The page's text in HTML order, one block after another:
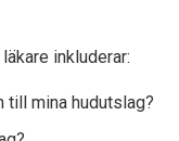
inkluderar:
till mina hudutslag?